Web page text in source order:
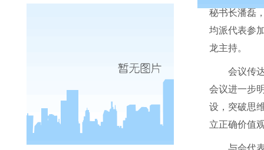
秘书长潘磊
均派代表参
龙主持。
会议传
会议进一步
设，突破思
立正确价值
与会代